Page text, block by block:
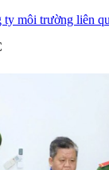
môi trường liên